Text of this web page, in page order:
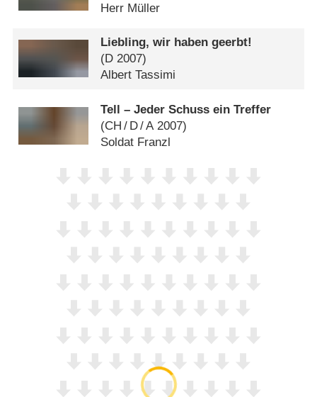
Herr Müller
Liebling, wir haben geerbt!
(D 2007)
Albert Tassimi
Tell – Jeder Schuss ein Treffer
(CH / D/A 2007)
Soldat Franzl